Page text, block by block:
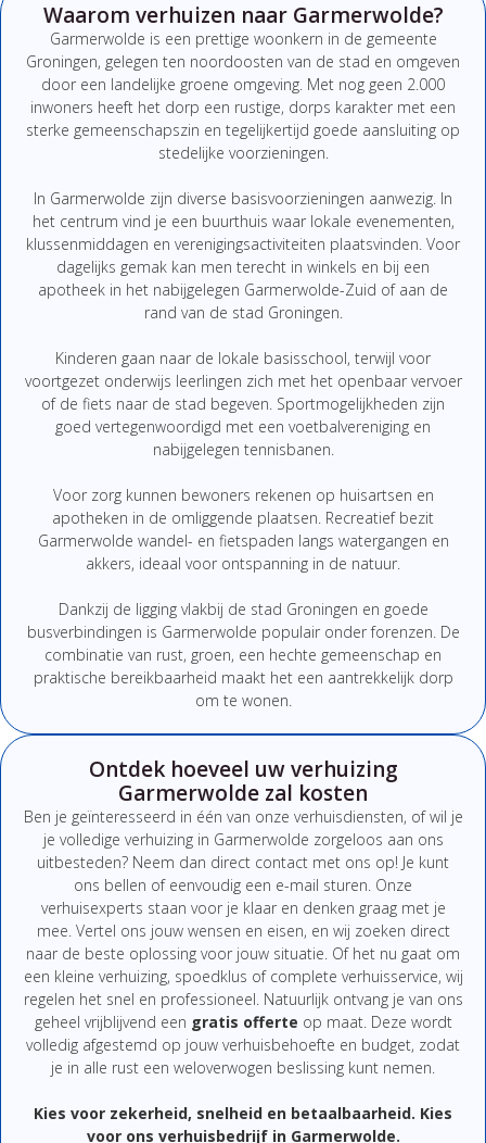
Waarom verhuizen naar Garmerwolde?
Garmerwolde is een prettige woonkern in de gemeente
Groningen, gelegen ten noordoosten van de stad en omgeven
door een landelijke groene omgeving. Met nog geen 2.000
inwoners heeft het dorp een rustige, dorps karakter met een
sterke gemeenschapszin en tegelijkertijd goede aansluiting op
stedelijke voorzieningen.
In Garmerwolde zijn diverse basisvoorzieningen aanwezig. In
het centrum vind je een buurthuis waar lokale evenementen,
klussenmiddagen en verenigingsactiviteiten plaatsvinden. Voor
dagelijks gemak kan men terecht in winkels en bij een
apotheek in het nabijgelegen Garmerwolde-Zuid of aan de
rand van de stad Groningen.
Kinderen gaan naar de lokale basisschool, terwijl voor
voortgezet onderwijs leerlingen zich met het openbaar vervoer
of de fiets naar de stad begeven. Sportmogelijkheden zijn
goed vertegenwoordigd met een voetbalvereniging en
nabijgelegen tennisbanen.
Voor zorg kunnen bewoners rekenen op huisartsen en
apotheken in de omliggende plaatsen. Recreatief bezit
Garmerwolde wandel- en fietspaden langs watergangen en
akkers, ideaal voor ontspanning in de natuur.
Dankzij de ligging vlakbij de stad Groningen en goede
busverbindingen is Garmerwolde populair onder forenzen. De
combinatie van rust, groen, een hechte gemeenschap en
praktische bereikbaarheid maakt het een aantrekkelijk dorp
om te wonen.
Ontdek hoeveel uw verhuizing
Garmerwolde zal kosten
Ben je geïnteresseerd in één van onze verhuisdiensten, ofwil je
je volledige verhuizing in Garmerwolde zorgeloos aan ons
uitbesteden? Neem dan direct contact met ons op! Je kunt
ons bellen of eenvoudig een e-mail sturen. Onze
verhuisexperts staan voor je klaar en denken graag met je
mee. Vertel ons jouw wensen en eisen, en wij zoeken direct
naar de beste oplossing voor jouw situatie. Of het nu gaat om
een kleine verhuizing, spoedklus of complete verhuisservice, wij
regelen het snel en professioneel. Natuurlijk ontvang je van ons
geheel vrijblijvend een gratis offerte op maat. Deze wordt
volledig afgestemd op jouw verhuisbehoefte en budget, zodat
je in alle rust een weloverwogen beslissing kunt nemen.
Kies voor zekerheid, snelheid en betaalbaarheid. Kies
voor ons verhuisbedrijf in Garmerwolde.